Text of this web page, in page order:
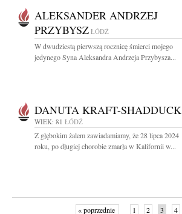
ALEKSANDER ANDRZEJ
PRZYBYSZ ŁÓDŹ
W dwudziestą pierwszą rocznicę śmierci mojego
jedynego Syna Aleksandra Andrzeja Przybysza...
DANUTA KRAFT-SHADDUCK
WIEK: 81 ŁÓDŹ
Z głębokim żalem zawiadamiamy, że 28 lipca 2024
roku, po długiej chorobie zmarła w Kalifornii w...
« poprzednie 1 2 3 4